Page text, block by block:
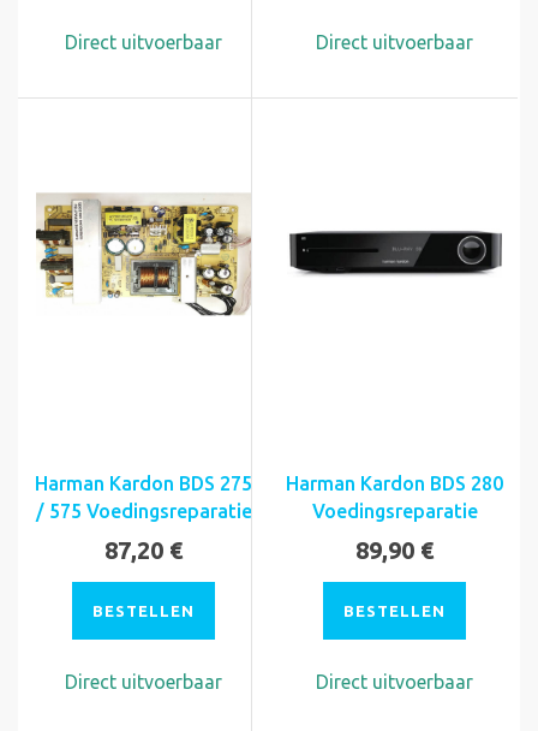
Direct uitvoerbaar Direct uitvoerbaar
Harman Kardon BDS 275
/ 575 Voedingsreparatie
87,20 €
BESTELLEN
Direct uitvoerbaar
Harman Kardon BDS 280
Voedingsreparatie
89,90 €
BESTELLEN
Direct uitvoerbaar